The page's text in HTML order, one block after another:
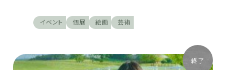
イベント 個展 絵画 芸術
終了